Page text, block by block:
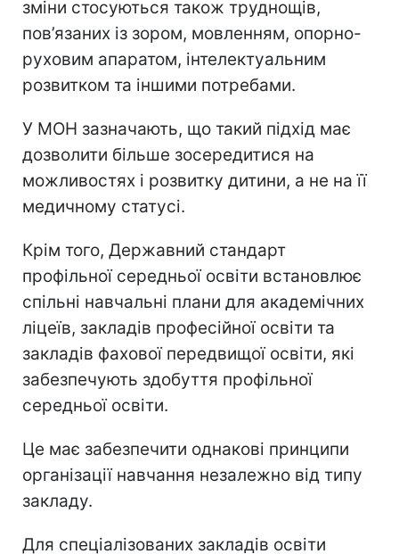
зміни стосуються також труднощів,
пов’язаних із зором, мовленням, опорно-
руховим апаратом, інтелектуальним
розвитком та іншими потребами.
У МОН зазначають, що такий підхід має
дозволити більше зосередитися на
можливостях і розвитку дитини, а не на її
медичному статусі.
Крім того, Державний стандарт
профільної середньої освіти встановлює
спільні навчальні плани для академічних
ліцеїв, закладів професійної освіти та
закладів фахової передвищої освіти, які
забезпечують здобуття профільної
середньої освіти.
Це має забезпечити однакові принципи
організації навчання незалежно від типу
закладу.
Для спеціалізованих закладів освіти